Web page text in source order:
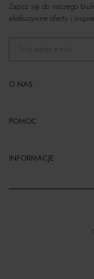
Zapisz się do naszego
ekskluzywne oferty i
O NAS
POMOC
INFORMACJE